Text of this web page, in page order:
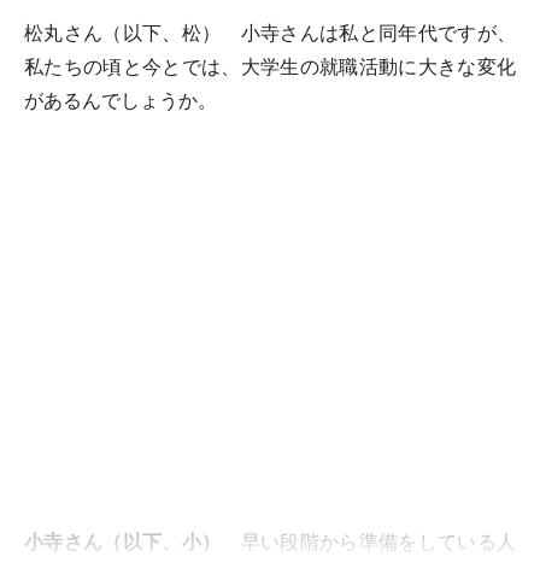
松丸さん（以下、松） 小寺さんは私と同年代ですが、
私たちの頃と今とでは、大学生の就職活動に大きな変化
があるんでしょうか。
小寺さん（以下、小）
早い段階から準備をしている人